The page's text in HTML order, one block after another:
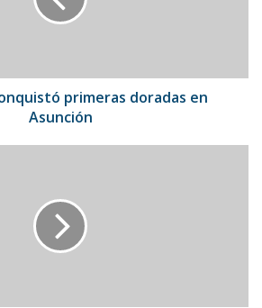
primeras doradas en
Asunción